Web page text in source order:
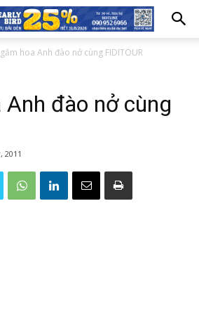
hoa Anh đào nở cùng FIDITOUR
đào nở cùng
2011